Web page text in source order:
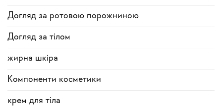
Догляд за ротовою порожниною
Догляд за тілом
жирна шкіра
Компоненти косметики
крем для тіла